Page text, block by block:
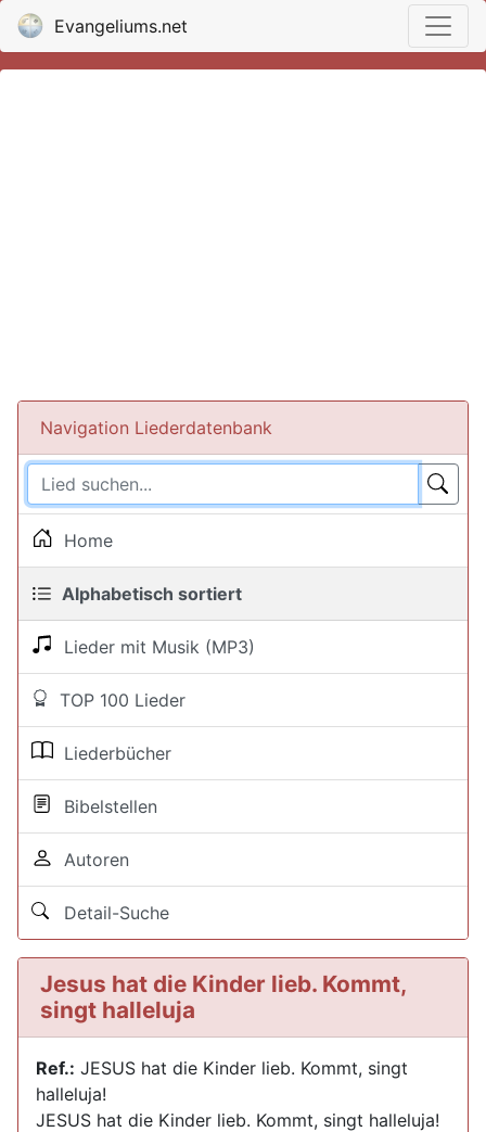
Evangeliums.net
Navigation Liederdatenbank
Home
Alphabetisch sortiert
Lieder mit Musik (MP3)
TOP 100 Lieder
Liederbücher
Bibelstellen
Autoren
Detail-Suche
Jesus hat die Kinder lieb. Kommt,
singt halleluja
Ref.: JESUS hat die Kinder lieb. Kommt, singt
halleluja!
JESUS hat die Kinder lieb. Kommt, singt halleluja!